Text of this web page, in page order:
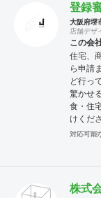
登録
大阪府堺
店舗デザ
この会
住宅、
ら申請
ど行っ
驚かせ
食・住
けくだ
対応可能
株式